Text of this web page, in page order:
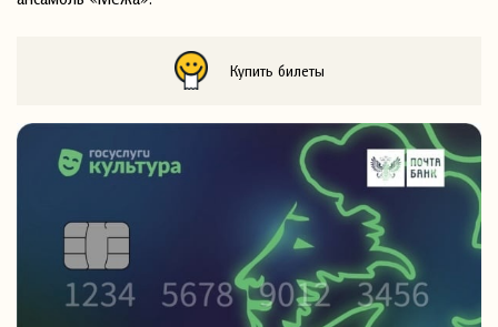
Купить билеты